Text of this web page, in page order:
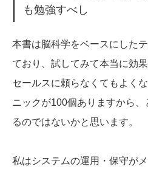
も勉強すべし
本書は脳科学をベースにした
ており、試してみて本当に効
セールスに頼らなくてもよく
ニックが100個ありますから
るのではないかと思います。
私はシステムの運用・保守が